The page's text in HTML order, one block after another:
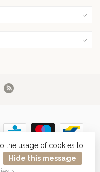
the usage of cookies to
Hide this message